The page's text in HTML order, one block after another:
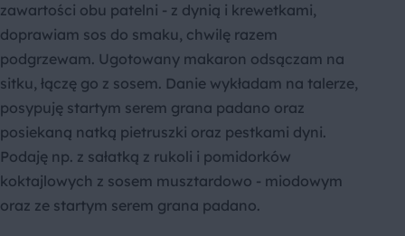
zawartości obu patelni - z dynią i krewetkami,
doprawiam sos do smaku, chwilę razem
podgrzewam. Ugotowany makaron odsączam na
sitku, łączę go z sosem. Danie wykładam na talerze,
posypuję startym serem grana padano oraz
posiekaną natką pietruszki oraz pestkami dyni.
Podaję np. z sałatką z rukoli i pomidorków
koktajlowych z sosem musztardowo - miodowym
oraz ze startym serem grana padano.